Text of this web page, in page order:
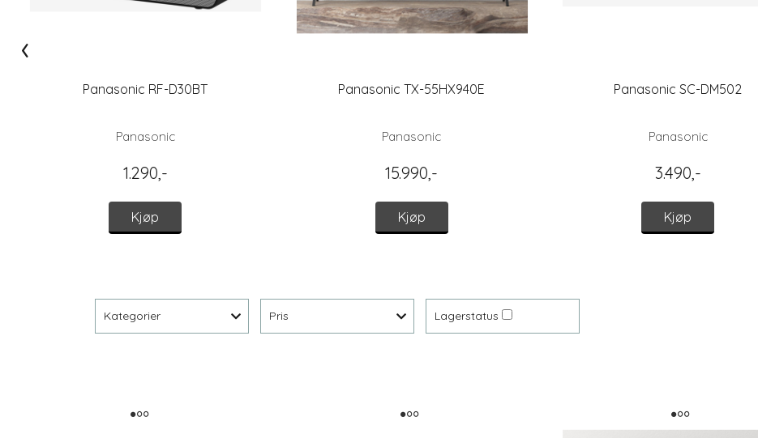
Panasonic RF-D30BT
Panasonic
1.290,-
Kjøp
Panasonic TX-55HX940E
Panasonic
15.990,-
Kjøp
Panasonic SC-DM502
Panasonic
3.490,-
Kjøp
‹
Kategorier Pris Lagerstatus